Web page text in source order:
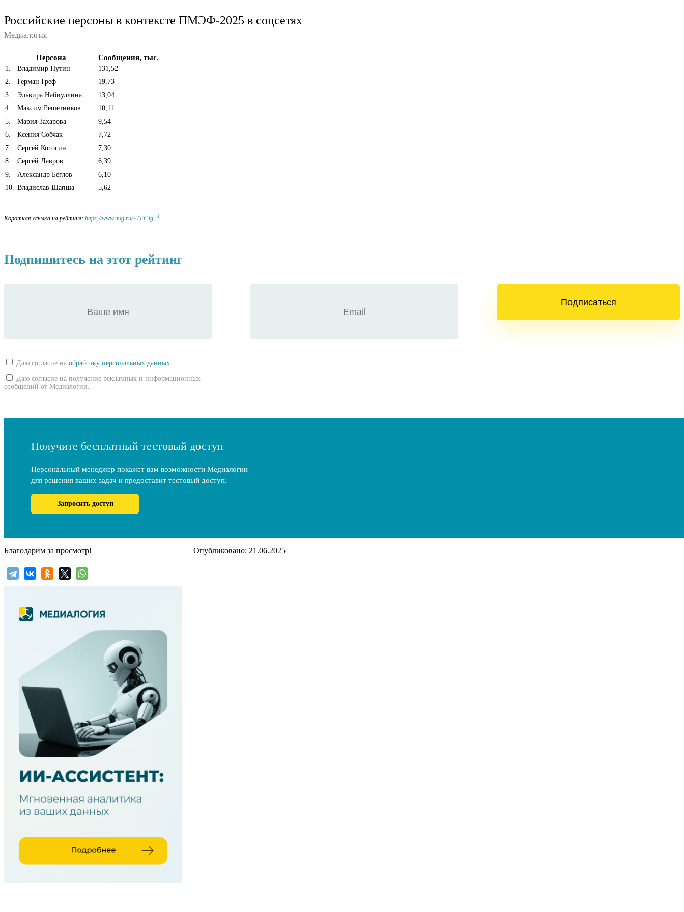
Российские персоны в контексте ПМЭФ-2025 в соцсетях
Медиалогия
Персона Сообщения, тыс.
1. Владимир Путин
131,52
2. Герман Греф
19,73
3. Эльвира Набиуллина
13,04
4. Максим Решетников
10,11
5. Мария Захарова
9,54
6. Ксения Собчак
7,72
7. Сергей Когогин
7,30
8. Сергей Лавров
6,39
9. Александр Беглов
6,10
10. Владислав Шапша 5,62
Короткая ссылка на рейтинг: https://www.mlg.ru/~TFCJg
Подпишитесь на этот рейтинг
Даю согласие на обработку персональных данных.
Даю согласие на получение рекламных и информационных
сообщений от Медиалогии.
Получите бесплатный тестовый доступ
Персональный менеджер покажет вам возможности Медиалогии
для решения ваших задач и предоставит тестовый доступ.
Запросить доступ
Благодарим за просмотр! Опубликовано: 21.06.2025